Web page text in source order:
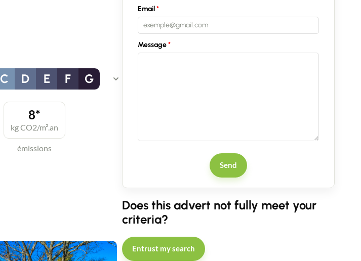
C D E F G
émissions
8*
kg CO2/m².an
Email
Message
Send
Does this advert not fully meet your
criteria?
Entrust my search